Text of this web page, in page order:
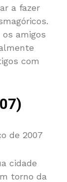
a fazer
amigos
com
de 2007
cidade
torno da